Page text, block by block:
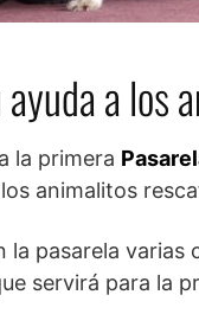
a los
la primera
animalitos
la pasarela varias
servirá para la